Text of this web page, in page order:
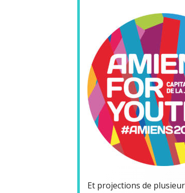
Et projections de